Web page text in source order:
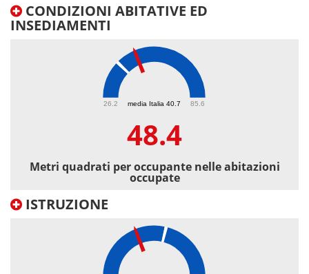
CONDIZIONI ABITATIVE ED
INSEDIAMENTI
media Italia 40.7
26.2 85.6
48.4
Metri quadrati per occupante nelle abitazioni
occupate
ISTRUZIONE